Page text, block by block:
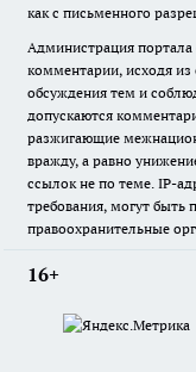
как с письменного
Администрация портала
комментарии, исходя из
обсуждения тем и
допускаются
разжигающие
вражду, а равно
ссылок не по теме. IP-
требования, могут быть
правоохранительные
16+